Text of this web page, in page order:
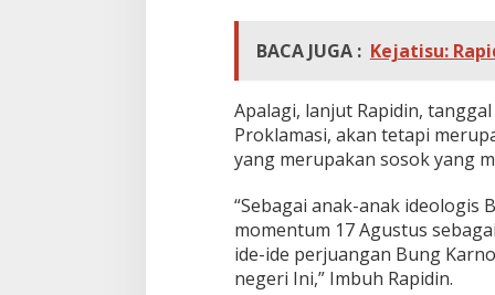
g
a
a
n
H
U
R
I
e
7
BACA JUGA : Kejatisu:
Apalagi, lanjut Rapidin,
Proklamasi, akan tetapi
yang merupakan sosok yang
“Sebagai anak-anak ideologis
momentum 17 Agustus
ide-ide perjuangan Bung
negeri Ini,” Imbuh Rapidin.